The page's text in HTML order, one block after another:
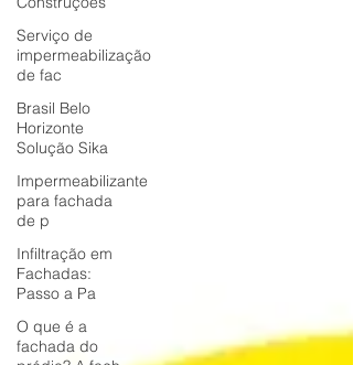
Serviço de
impermeabilização
de fac
Brasil Belo
Horizonte
Solução Sika
Impermeabilizante
para fachada
de p
Infiltração em
Fachadas:
Passo a Pa
O que é a
fachada do